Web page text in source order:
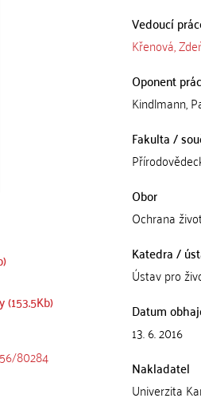
80284
Vedoucí
Křenová,
Oponent
Kindlmann,
Fakulta /
Obor
Ochrana
Katedra /
Ústav pro
Datum
13. 6. 2016
Nakladatel
Univerzita